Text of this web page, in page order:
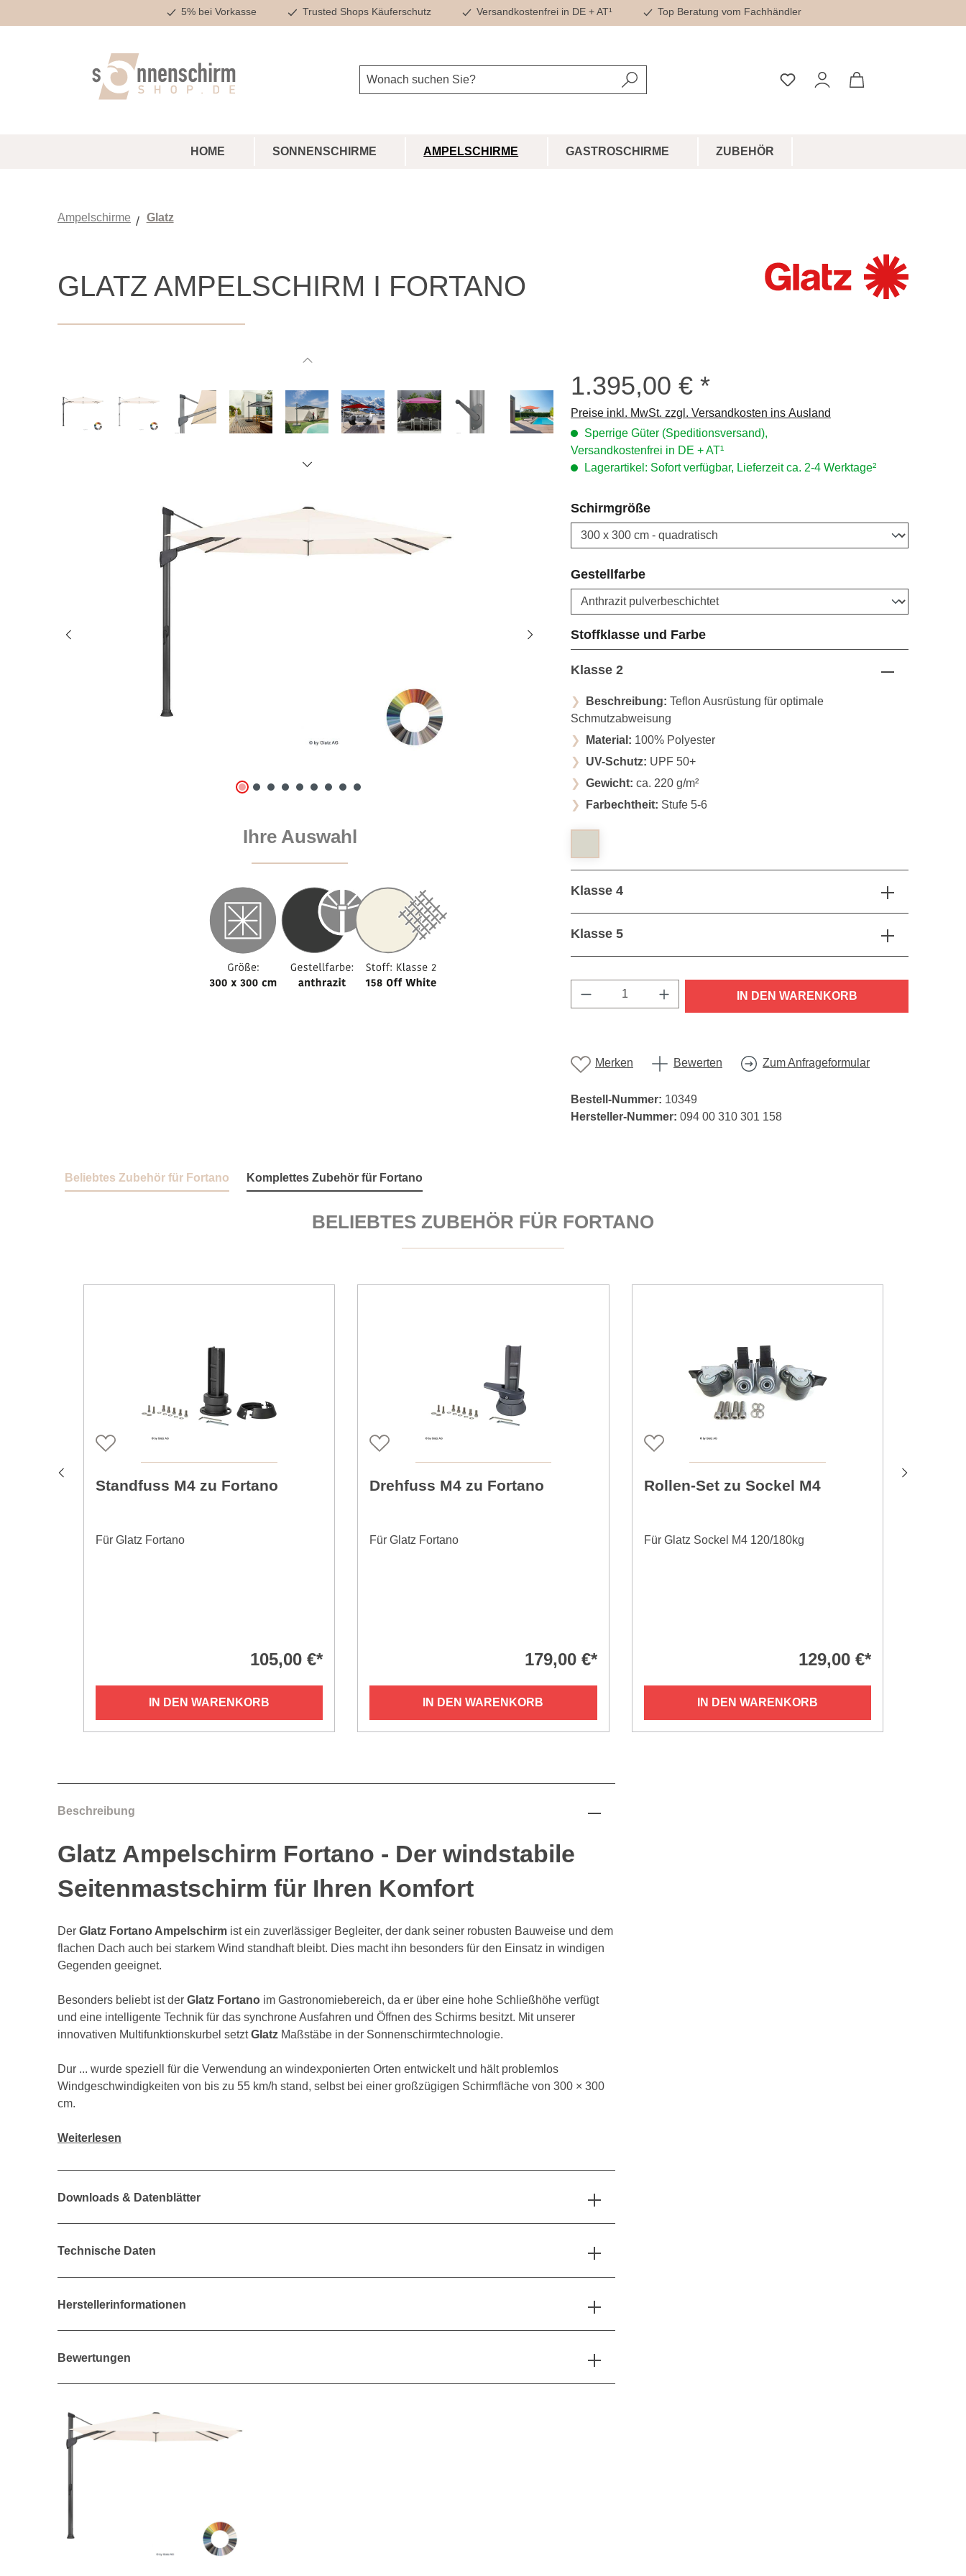
Zur Hauptnavigation springen 5% bei Vorkasse Trusted Shops Käuferschutz Versandkostenfrei in DE + AT¹ Top Beratung vom Fachhändler
Du hast 0 Produkte auf dem
HOME SONNENSCHIRME AMPELSCHIRME GASTROSCHIRME ZUBEHÖR
Ampelschirme Glatz
GLATZ AMPELSCHIRM I FORTANO
Ihre Auswahl
Regulärer Preis:
1.395,00 €
Preise inkl. MwSt. zzgl. Versandkosten ins Ausland
Sperrige Güter (Speditionsversand),
Versandkostenfrei in DE + AT¹
Lagerartikel: Sofort verfügbar, Lieferzeit ca. 2-4 Werktage²
Schirmgrößeauswählen
Gestellfarbeauswählen
Stoffklasse und Farbeauswählen
Klasse 2
Beschreibung: Teflon Ausrüstung für optimale
Schmutzabweisung
Material: 100% Polyester
UV-Schutz: UPF 50+
Gewicht: ca. 220 g/m²
Farbechtheit: Stufe 5-6
Klasse 4
Klasse 5
Produkt Anzahl: Gib den gewünschten Wert ein
IN DEN WARENKORB
Merken Bewerten Zum Anfrageformular
Bestell-Nummer: 10349
Hersteller-Nummer: 094 00 310 301 158
Beliebtes Zubehör für Fortano Komplettes Zubehör für Fortano
BELIEBTES ZUBEHÖR FÜR FORTANO
Standfuss M4 zu Fortano
Für Glatz Fortano
105,00 €*
IN DEN WARENKORB
Drehfuss M4 zu Fortano
Für Glatz Fortano
179,00 €*
IN DEN WARENKORB
Rollen-Set zu Sockel M4
Für Glatz Sockel M4 120/180kg
129,00 €*
IN DEN WARENKORB
Beschreibung
Glatz Ampelschirm Fortano - Der windstabile
Seitenmastschirm für Ihren Komfort
Der Glatz Fortano Ampelschirm ist ein zuverlässiger Begleiter, der dank seiner robusten Bauweise und dem
flachen Dach auch bei starkem Wind standhaft bleibt. Dies macht ihn besonders für den Einsatz in windigen
Gegenden geeignet.
Besonders beliebt ist der Glatz Fortano im Gastronomiebereich, da er über eine hohe Schließhöhe verfügt
und eine intelligente Technik für das synchrone Ausfahren und Öffnen des Schirms besitzt. Mit unserer
innovativen Multifunktionskurbel setztGlatz Maßstäbe in der Sonnenschirmtechnologie.
Dur ... wurde speziell für die Verwendung an windexponierten Orten entwickelt und hält problemlos
Windgeschwindigkeiten von bis zu 55 km/h stand, selbst bei einer großzügigen Schirmfläche von 300 × 300
cm.
Weiterlesen
Downloads & Datenblätter
Technische Daten
Herstellerinformationen
Bewertungen